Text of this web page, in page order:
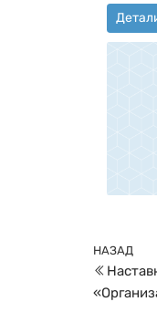
по
запись
НАЗАД